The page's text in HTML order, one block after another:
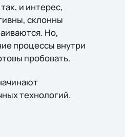
и интерес,
склонны
Но,
процессы внутри
пробовать.
технологий.